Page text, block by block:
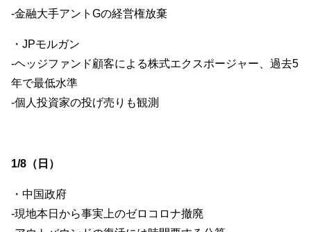
-金融大手アントGの経営権放棄
・JPモルガン
-ヘッジファンド顧客による株式エクスポージャー、過去5
年で最低水準
-個人投資家の投げ売りも観測
1/8（日）
・中国政府
-現地本日から事実上のゼロコロナ撤廃